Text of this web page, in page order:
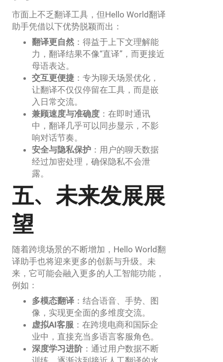
市面上不乏翻译工具，但Hello World翻译
助手凭借以下优势脱颖而出：
翻译更自然 ：得益于上下文理解能
力，翻译结果不像“直译”，而更接近
母语表达。
交互更便捷 ：专为聊天场景优化，
让翻译不仅仅停留在工具，而是嵌
入日常交流。
兼顾速度与准确度 ：在即时通讯
中，翻译几乎可以同步显示，不影
响对话节奏。
安全与隐私保护 ：用户的聊天数据
经过加密处理，确保隐私不会泄
露。
五、未来发展展
望
随着跨境场景的不断增加，Hello World翻
译助手也将迎来更多的创新与升级。未
来，它可能会融入更多的人工智能功能，
例如：
多模态翻译 ：结合语音、手势、图
像，实现更全面的多维度交流。
虚拟AI客服 ：在跨境电商和国际企
业中，直接充当多语言客服角色。
深度学习进阶 ：通过用户数据不断